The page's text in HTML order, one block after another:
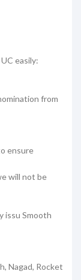
easily:
from
ensure
will not be
issu Smooth
Nagad, Rocket